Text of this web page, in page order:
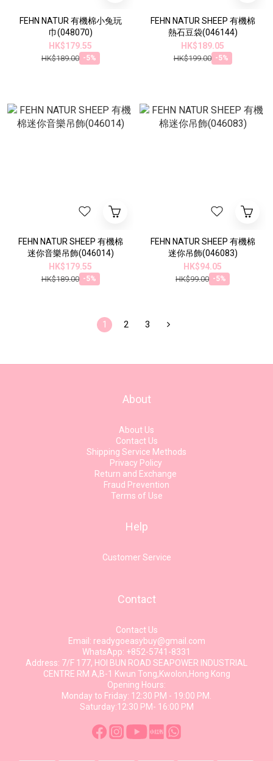
FEHN NATUR 有機棉小兔玩
巾(048070)
HK$179.55
HK$189.00 -5%
FEHN NATUR SHEEP 有機棉
熱石豆袋(046144)
HK$189.05
HK$199.00 -5%
FEHN NATUR SHEEP 有機棉
迷你音樂吊飾(046014)
HK$179.55
HK$189.00 -5%
FEHN NATUR SHEEP 有機棉
迷你吊飾(046083)
HK$94.05
HK$99.00 -5%
1 2 3
About
About Us
Contact Us
Shipping Service Methods
Privacy Policy
Return and Exchange
Fraud Prevention
Terms of Use
Help
Customer Service
Contact
Contact Us
Email: readygoeasybuy@gmail.com
WhatsApp: +852-5741-8331
Address: 7/F 177, HOI BUN ROAD SEAPOWER INDUSTRIAL
CENTRE RM A,B-1 Kwun Tong,Kwolon,Hong Kong
Opening Hours:
Monday to Friday: 12:30 PM - 19:00 PM.
Saturday:12:30 PM- 16:00 PM